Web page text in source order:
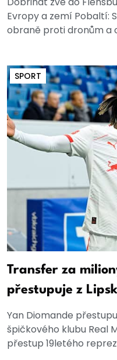
Evropy a zemí Pobaltí:
obraně proti dronům a
SPORT
Transfer za
přestupuje z
Yan Diomande
špičkového klubu Real
přestup 19letého